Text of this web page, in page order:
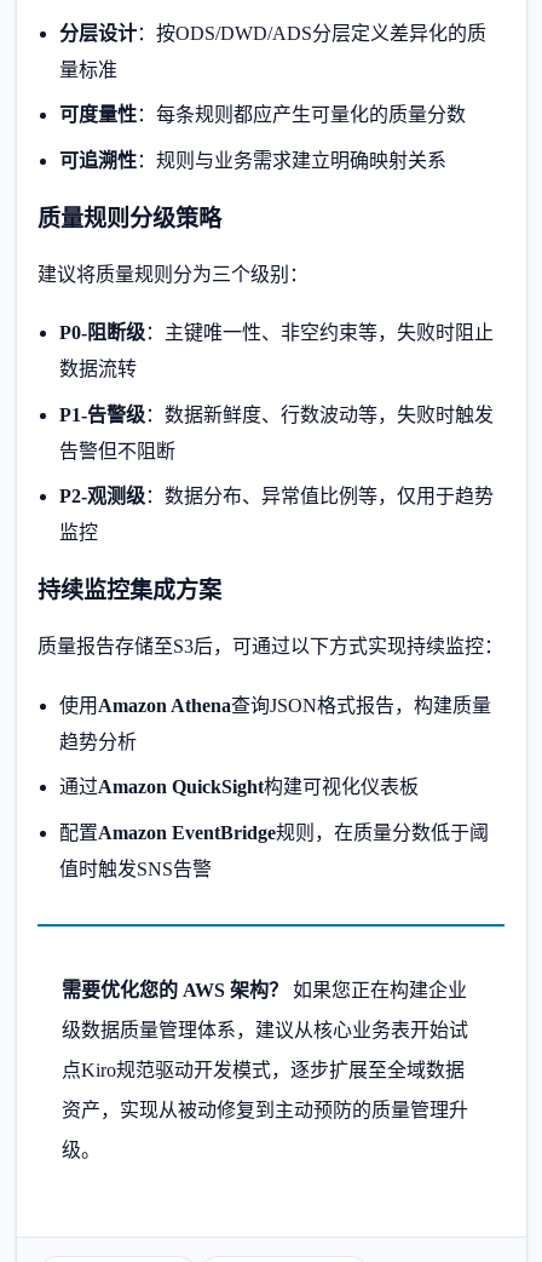
分层设计：按ODS/DWD/ADS分层定义差异化的质
量标准
可度量性：每条规则都应产生可量化的质量分数
可追溯性：规则与业务需求建立明确映射关系
质量规则分级策略
建议将质量规则分为三个级别：
P0-阻断级：主键唯一性、非空约束等，失败时阻止
数据流转
P1-告警级：数据新鲜度、行数波动等，失败时触发
告警但不阻断
P2-观测级：数据分布、异常值比例等，仅用于趋势
监控
持续监控集成方案
质量报告存储至S3后，可通过以下方式实现持续监控：
使用 Amazon Athena查询JSON格式报告，构建质量
趋势分析
通过Amazon QuickSight构建可视化仪表板
配置Amazon EventBridge规则，在质量分数低于阈
值时触发SNS告警
需要优化您的 AWS 架构？
如果您正在构建企业
级数据质量管理体系，建议从核心业务表开始试
点Kiro规范驱动开发模式，逐步扩展至全域数据
资产，实现从被动修复到主动预防的质量管理升
级。